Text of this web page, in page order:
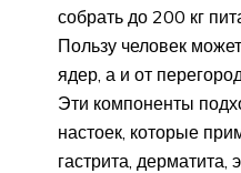
собрать до 200 кг
Пользу человек
ядер, а и от
Эти компоненты
настоек, которые
гастрита, дерматита,